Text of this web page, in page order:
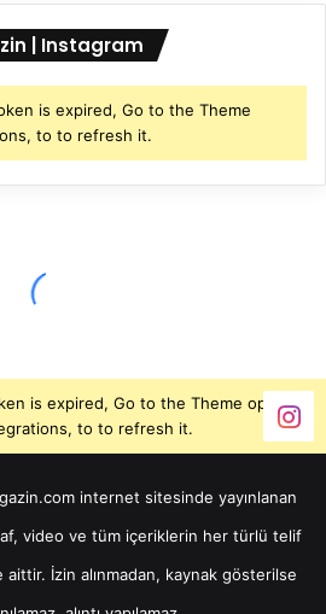
| Instagram
is expired, Go to the Theme
to to refresh it.
is expired, Go to the Theme options
to to refresh it.
internet sitesinde yayınlanan
video ve tüm içeriklerin her türlü telif
aittir. İzin alınmadan, kaynak gösterilse